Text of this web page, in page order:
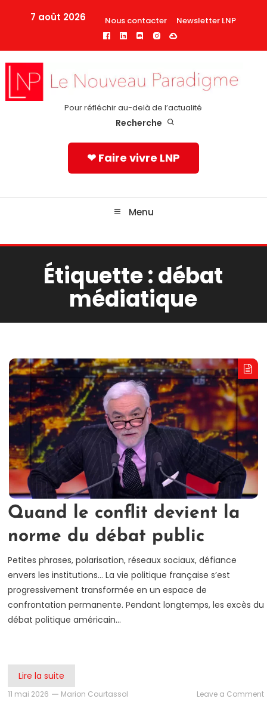
7 août 2026 Nous contacter Newsletter LNP
Pour réfléchir au-delà de l’actualité
Recherche
❤ Faire vivre LNP
Menu
Étiquette :débat
médiatique
Quand le conflit devient la
norme du débat public
Petites phrases, polarisation, réseaux sociaux, défiance
envers les institutions… La vie politique française s’est
progressivement transformée en un espace de
confrontation permanente. Pendant longtemps, les excès du
débat politique américain…
Lire la suite
11 mai 2026 Marion Courtassol Leave a Comment